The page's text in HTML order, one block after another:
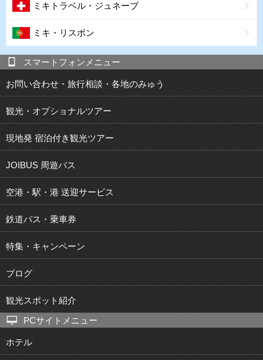
ミキトラベル・ジュネーブ
ミキ・リスボン
スマートフォンメニュー
お問い合わせ・旅行相談・各地のみゅう
観光・オプショナルツアー
現地発 宿泊付き観光ツアー
JOIBUS 周遊バス
空港・駅・港 送迎サービス
鉄道パス・乗車券
特集・キャンペーン
ブログ
観光スポット紹介
PCサイトメニュー
ホテル